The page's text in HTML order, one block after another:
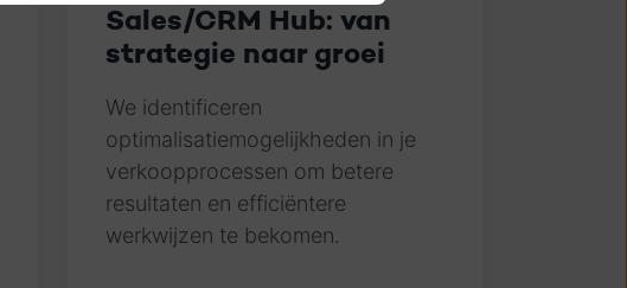
Sales/CRM Hub: van
strategie naar groei
We identificeren
optimalisatiemogelijkheden in je
verkoopprocessen om betere
resultaten en efficiëntere
werkwijzen te bekomen.